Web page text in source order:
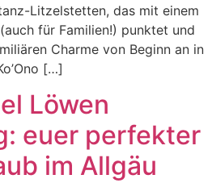
Litzelstetten, das mit einem
für Familien!) punktet und
Charme von Beginn an in
[…]
Löwen
euer perfekter
im Allgäu